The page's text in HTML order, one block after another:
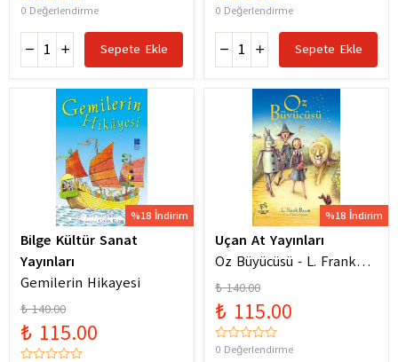
0 Değerlendirme
Sepete Ekle
0 Değerlendirme
Sepete Ekle
%18 İndirim
Bilge Kültür Sanat
Yayınları
Gemilerin Hikayesi
₺ 140.00
₺ 115.00
%18 İndirim
Uçan At Yayınları
Oz Büyücüsü - L. Frank
Baum
₺ 140.00
₺ 115.00
0 Değerlendirme